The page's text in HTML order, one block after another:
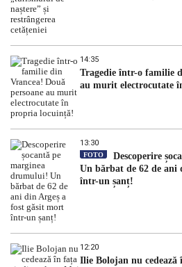
14:35
Tragedie într-o familie
au murit electrocutate
13:30
FOTO
Descoperire
Un bărbat de 62 de ani
într-un șanț!
12:20
Ilie Bolojan nu